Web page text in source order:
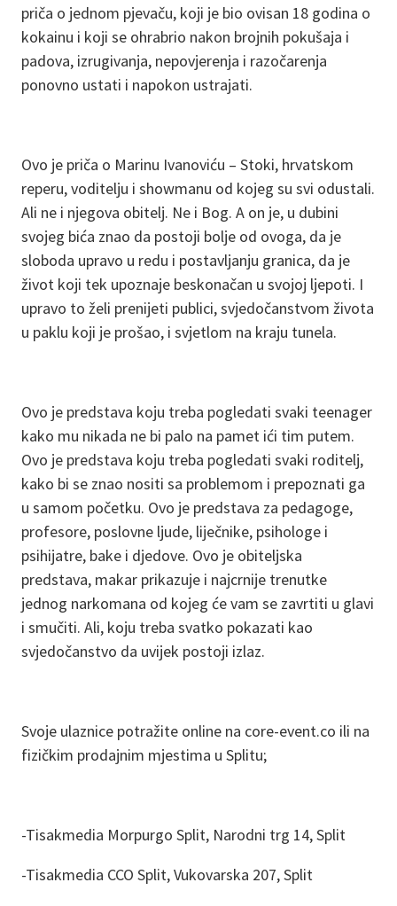
priča o jednom pjevaču, koji je bio ovisan 18 godina o
kokainu i koji se ohrabrio nakon brojnih pokušaja i
padova, izrugivanja, nepovjerenja i razočarenja
ponovno ustati i napokon ustrajati.
Ovo je priča o Marinu Ivanoviću – Stoki, hrvatskom
reperu, voditelju i showmanu od kojeg su svi odustali.
Ali ne i njegova obitelj. Ne i Bog. A on je, u dubini
svojeg bića znao da postoji bolje od ovoga, da je
sloboda upravo u redu i postavljanju granica, da je
život koji tek upoznaje beskonačan u svojoj ljepoti. I
upravo to želi prenijeti publici, svjedočanstvom života
u paklu koji je prošao, i svjetlom na kraju tunela.
Ovo je predstava koju treba pogledati svaki teenager
kako mu nikada ne bi palo na pamet ići tim putem.
Ovo je predstava koju treba pogledati svaki roditelj,
kako bi se znao nositi sa problemom i prepoznati ga
u samom početku. Ovo je predstava za pedagoge,
profesore, poslovne ljude, liječnike, psihologe i
psihijatre, bake i djedove. Ovo je obiteljska
predstava, makar prikazuje i najcrnije trenutke
jednog narkomana od kojeg će vam se zavrtiti u glavi
i smučiti. Ali, koju treba svatko pokazati kao
svjedočanstvo da uvijek postoji izlaz.
Svoje ulaznice potražite online na core-event.co ili na
fizičkim prodajnim mjestima u Splitu;
-Tisakmedia Morpurgo Split, Narodni trg 14, Split
-Tisakmedia CCO Split, Vukovarska 207, Split